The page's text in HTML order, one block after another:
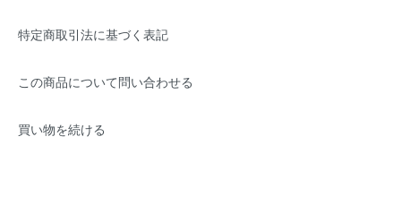
特定商取引法に基づく表記
この商品について問い合わせる
買い物を続ける